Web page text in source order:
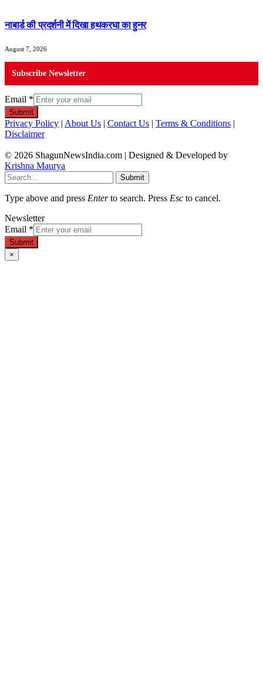
नाबार्ड की प्रदर्शनी में दिखा हथकरघा का हुनर
August 7, 2026
Subscribe Newsletter
Email *
Submit
Privacy Policy | About Us | Contact Us | Terms & Conditions |
Disclaimer
© 2026 ShagunNewsIndia.com | Designed & Developed by
Krishna Maurya
Submit
Type above and press Enterto search. Press Esc to cancel.
Newsletter
Email *
Submit
×